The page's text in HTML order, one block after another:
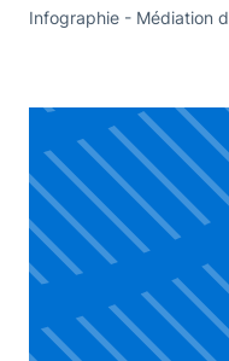
Infographie - Médiation